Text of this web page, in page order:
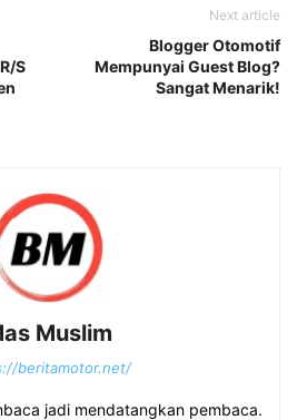
S
Next article
Blogger Otomotif
Mempunyai Guest Blog?
Sangat Menarik!
Muslim
beritamotor.net/
jadi mendatangkan pembaca.